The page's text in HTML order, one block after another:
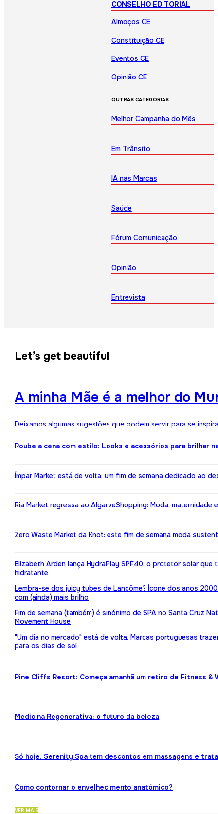
CONSELHO EDITORIAL
Almoços CE
Constituição CE
Eventos CE
Opinião CE
OUTRAS CATEGORIAS
Melhor Campanha do Mês
Em Trânsito
IA nas Marcas
Saúde
Fórum Comunicação
Opinião
Entrevista
Let’s get beautiful
A minha Mãe é a melhor do
Deixamos algumas sugestões que podem servir para se
Roube a cena com estilo: Looks e acessórios para brilhar
Ímpar Market está de volta: um fim de semana dedicado ao
Ria Market regressa ao AlgarveShopping: Moda, maternidade
Zero Waste Market da Knot: este fim de semana moda
Elizabeth Arden lança HydraPlay SPF40, o protetor solar que
hidratante
Lembra-se dos juicy tubes de Lancôme? Ícone dos anos
com (ainda) mais brilho
Fim de semana (também) é sinónimo de SPA no Santa Cruz
Movement House
"Um dia no mercado" está de volta. Marcas portuguesas
para os dias de sol
Pine Cliffs Resort: Começa amanhã um retiro de Fitness &
Medicina Regenerativa: o futuro da beleza
Só hoje: Serenity Spa tem descontos em massagens e
Como contornar o envelhecimento anatómico?
VER MAIS